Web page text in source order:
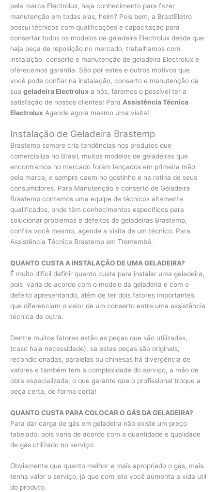
pela marca Electrolux, haja conhecimento para fazer
manutenção em todas elas, heim? Pois bem, a BrastEletro
possui técnicos com qualificações e capacitação para
consertar todos os modelos de geladeira Electrolux desde que
haja peça de reposição no mercado, trabalhamos com
instalação, conserto e manutenção de geladeira Electrolux e
oferecemos garantia. São por estes e outros motivos que
você pode confiar na instalação, conserto e manutenção da
suageladeira Electrolux a nós, faremos o possível ter a
satisfação de nossos clientes! Para Assistência Técnica
Electrolux Agende agora mesmo uma visita!
Instalação de Geladeira Brastemp
Brastemp sempre cria tendências nos produtos que
comercializa no Brasil, muitos modelos de geladeiras que
encontramos no mercado foram lançados em primeira mão
pela marca, e sempre caem no gostinho e na rotina de seus
consumidores. Para Manutenção e conserto de Geladeira
Brastemp contamos uma equipe de técnicos altamente
qualificados, onde têm conhecimentos específicos para
solucionar problemas e defeitos de geladeiras Brastemp,
confira você mesmo, agende a visita de um técnico. Para
Assistência Técnica Brastemp em Tremembé.
QUANTO CUSTA A INSTALAÇÃO DE UMA GELADEIRA?
É muito difícil definir quanto custa para instalar uma geladeira,
pois varia de acordo com o modelo da geladeira e com o
defeito apresentando, além de ter dois fatores importantes
que diferenciam o valor de um conserto entre uma assistência
técnica de outra.
Dentre muitos fatores estão as peças que são utilizadas,
(caso haja necessidade), se estas peças são originais,
recondicionadas, paralelas ou chinesas há divergência de
valores e também tem a complexidade do serviço, a mão de
obra especializada, o que garante que o profissional troque a
peça certa, de forma certa!
QUANTO CUSTA PARA COLOCAR O GÁS DA GELADEIRA?
Para dar carga de gás em geladeira não existe um preço
tabelado, pois varia de acordo com a quantidade e qualidade
de gás utilizado no serviço.
Obviamente que quanto melhor e mais apropriado o gás, mais
tenha valor o serviço, já que com isto você aumenta a vida util
do produto.